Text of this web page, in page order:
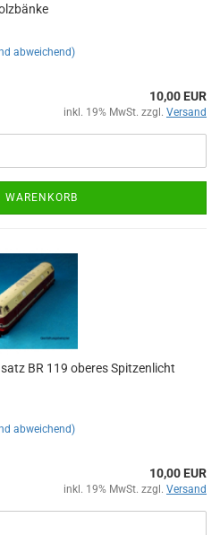
abweichend)
10,00 EUR
inkl. 19% MwSt. zzgl. Versand
WARENKORB
BR 119 oberes Spitzenlicht
abweichend)
10,00 EUR
inkl. 19% MwSt. zzgl. Versand